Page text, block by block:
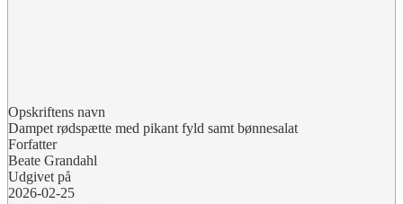
Opskriftens navn
Dampet rødspætte med pikant fyld samt bønnesalat
Forfatter
Beate Grandahl
Udgivet på
2026-02-25